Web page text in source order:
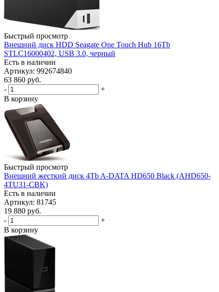
Быстрый просмотр
Внешний диск HDD Seagate One Touch Hub 16Tb
STLC16000402, USB 3.0, черный
Есть в наличии
Артикул: 992674840
63 860 руб.
-
+
В корзину
Быстрый просмотр
Внешний жесткий диск 4Tb A-DATA HD650 Black (AHD650-
4TU31-CBK)
Есть в наличии
Артикул: 81745
19 880 руб.
-
+
В корзину